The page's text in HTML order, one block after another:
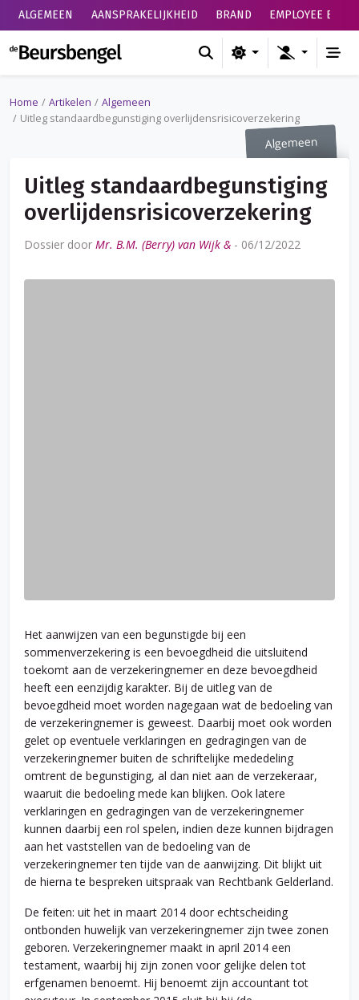
ALGEMEEN AANSPRAKELIJKHEID BRAND EMPLOYEE
de Beursbengel
Home Artikelen
Algemeen
Uitleg standaardbegunstiging overlijdensrisicoverzekering
Algemeen
Uitleg standaardbegunstiging
overlijdensrisicoverzekering
Dossier door Mr. B.M. (Berry) van Wijk & - 06/12/2022
Het aanwijzen van een begunstigde bij een
sommenverzekering is een bevoegdheid die uitsluitend
toekomt aan de verzekeringnemer en deze bevoegdheid
heeft een eenzijdig karakter. Bij de uitleg van de
bevoegdheid moet worden nagegaan wat de bedoeling van
de verzekeringnemer is geweest. Daarbij moet ook worden
gelet op eventuele verklaringen en gedragingen van de
verzekeringnemer buiten de schriftelijke mededeling
omtrent de begunstiging, al dan niet aan de verzekeraar,
waaruit die bedoeling mede kan blijken. Ook latere
verklaringen en gedragingen van de verzekeringnemer
kunnen daarbij een rol spelen, indien deze kunnen bijdragen
aan het vaststellen van de bedoeling van de
verzekeringnemer ten tijde van de aanwijzing. Dit blijkt uit
de hierna te bespreken uitspraak van Rechtbank Gelderland.
De feiten: uit het in maart 2014 door echtscheiding
ontbonden huwelijk van verzekeringnemer zijn twee zonen
geboren. Verzekeringnemer maakt in april 2014 een
testament, waarbij hij zijn zonen voor gelijke delen tot
erfgenamen benoemt. Hij benoemt zijn accountant tot